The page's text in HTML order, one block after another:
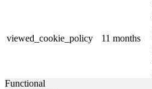
viewed_cookie_policy 11 months
Functional